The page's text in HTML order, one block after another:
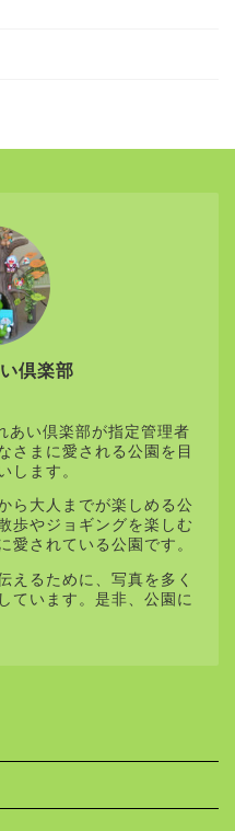
倶楽部
あい倶楽部が指定管理者
さまに愛される公園を目
します。
ら大人までが楽しめる公
歩やジョギングを楽しむ
愛されている公園です。
えるために、写真を多く
ています。是非、公園に